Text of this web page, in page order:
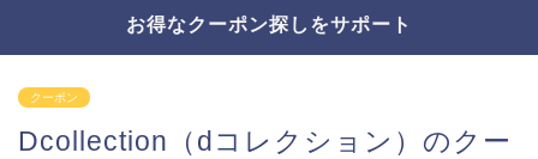
お得なクーポン探しをサポート
クーポン
Dcollection（dコレクション）のクー